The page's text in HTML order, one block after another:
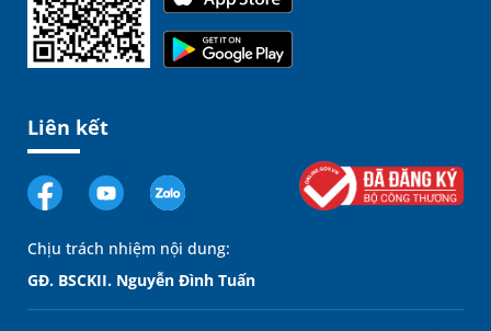
Liên kết
Chịu trách nhiệm nội dung:
GĐ. BSCKII. Nguyễn Đình Tuấn